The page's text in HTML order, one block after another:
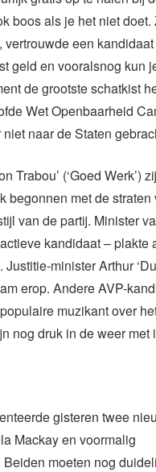
boos als je het niet
vertrouwde een
geld en vooralsnog kun
de grootste schatkist
Wet Openbaarheid
naar de Staten
Trabou’ (‘Goed Werk’)
begonnen met de
van de partij. Minister
kandidaat –
minister Arthur
erop. Andere AVP-
muzikant over
nog druk in de weer
gisteren twee
Mackay en voormalig
moeten nog